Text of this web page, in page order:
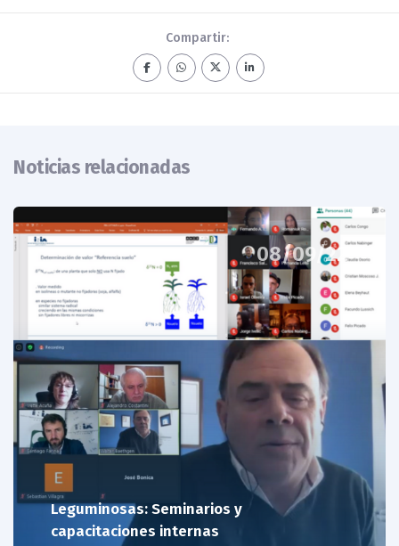
Compartir:
Noticias relacionadas
08/09/22
Leguminosas: Seminarios y
capacitaciones internas